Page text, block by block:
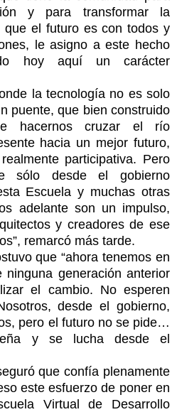
y para transformar la
que el futuro es con todos y
le asigno a este hecho
hoy aquí un carácter
la tecnología no es solo
puente, que bien construido
hacernos cruzar el río
hacia un mejor futuro,
participativa. Pero
sólo desde el gobierno
Escuela y muchas otras
adelante son un impulso,
y creadores de ese
remarcó más tarde.
que “ahora tenemos en
ninguna generación anterior
el cambio. No esperen
desde el gobierno,
pero el futuro no se pide…
y se lucha desde el
que confía plenamente
este esfuerzo de poner en
Virtual de Desarrollo